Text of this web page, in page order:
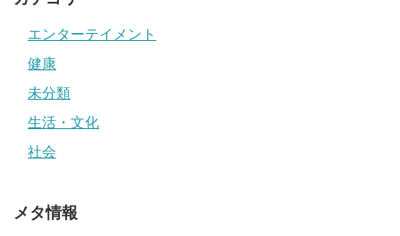
エンターテイメント
健康
未分類
生活・文化
社会
メタ情報